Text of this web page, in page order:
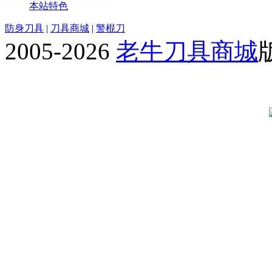
本站特色
防身刀具 | 刀具商城 | 警棍刀
2005-2026 老牛刀具商城